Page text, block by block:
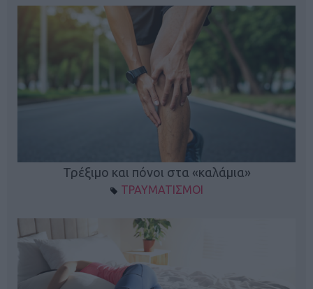
Τρέξιμο και πόνοι στα «καλάμια»
ΤΡΑΥΜΑΤΙΣΜΟΙ